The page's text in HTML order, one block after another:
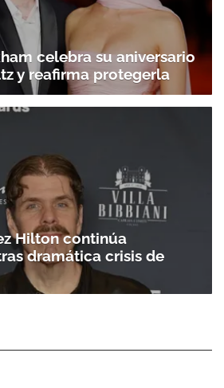
celebra su aniversario
y reafirma protegerla
Hilton continúa
dramática crisis de